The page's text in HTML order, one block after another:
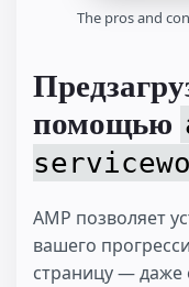
The pros and
помощью
AMP позволяет
вашего
страницу — даже